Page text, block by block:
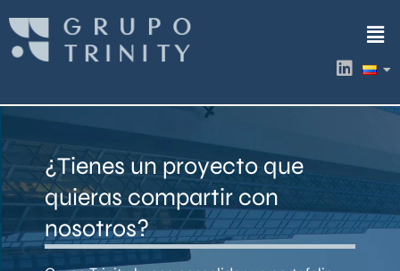
contenido
L
i
k
i
¿Tienes un proyecto que
quieras compartir con
nosotros?